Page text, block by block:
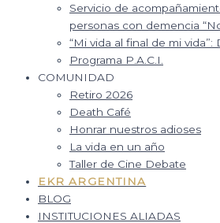
Servicio de
personas con demencia
“Mi vida al final de mi
Programa P.A.C.I.
COMUNIDAD
Retiro 2026
Death Café
Honrar nuestros adioses
La vida en un año
Taller de Cine Debate
EKR ARGENTINA
BLOG
INSTITUCIONES ALIADAS